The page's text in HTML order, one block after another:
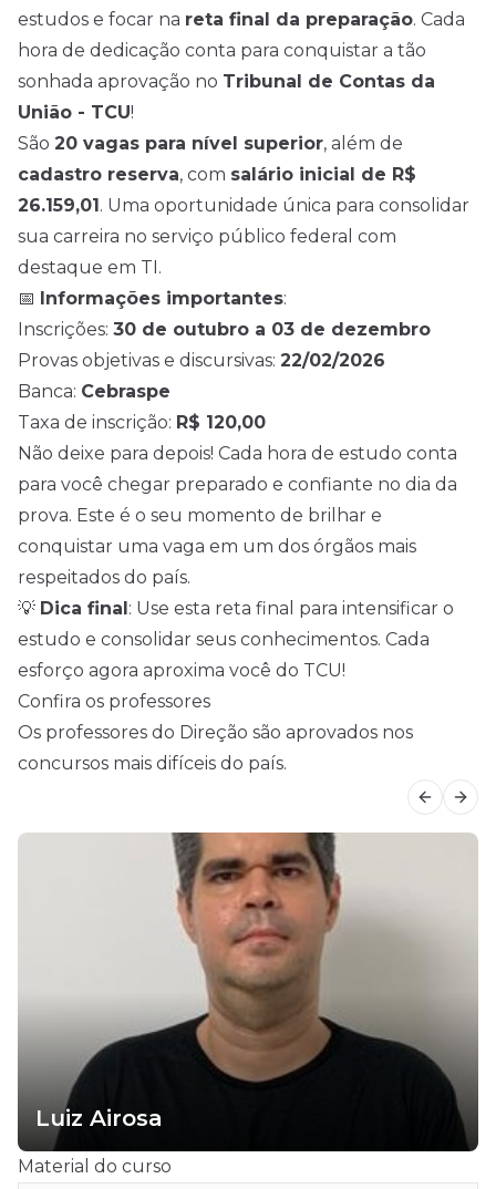
estudos e focar na reta final da preparação. Cada
hora de dedicação conta para conquistar a tão
sonhada aprovação no Tribunal de Contas da
União - TCU!
São 20 vagas para nível superior, além de
cadastro reserva, com salário inicial de R$
26.159,01. Uma oportunidade única para consolidar
sua carreira no serviço público federal com
destaque em TI.
📅 Informações importantes:
Inscrições: 30 de outubro a 03 de dezembro
Provas objetivas e discursivas: 22/02/2026
Banca: Cebraspe
Taxa de inscrição: R$ 120,00
Não deixe para depois! Cada hora de estudo conta
para você chegar preparado e confiante no dia da
prova. Este é o seu momento de brilhar e
conquistar uma vaga em um dos órgãos mais
respeitados do país.
💡 Dica final: Use esta reta final para intensificar o
estudo e consolidar seus conhecimentos. Cada
esforço agora aproxima você do TCU!
Confira os professores
Os professores do Direção são aprovados nos
concursos mais difíceis do país.
Luiz Airosa
Material do curso